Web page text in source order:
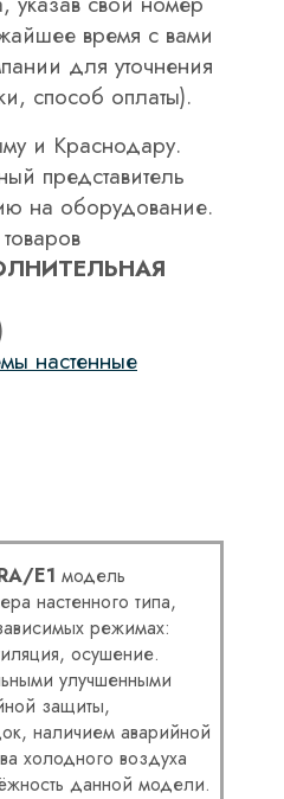
время с вами
для уточнения
способ оплаты).
и Краснодару.
представитель
на оборудование.
настенные
E1 модель
настенного типа,
режимах:
осушение.
улучшенными
защиты,
наличием аварийной
холодного воздуха
данной модели.